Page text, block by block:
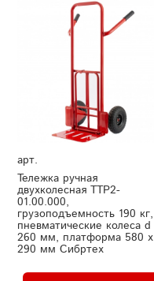
арт.
Тележка ручная
двухколесная TTP2-
01.00.000,
грузоподъемность 190 кг,
пневматические колеса d
260 мм, платформа 580 х
290 мм Сибртех